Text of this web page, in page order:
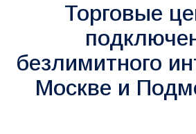
Торговые
безлимитного
Москве и